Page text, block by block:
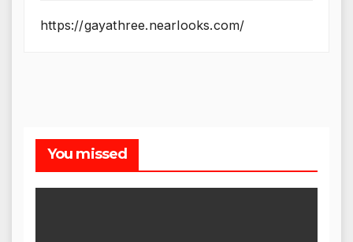
https://gayathree.nearlooks.com/
You missed